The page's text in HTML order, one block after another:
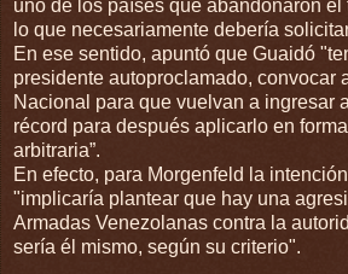
uno de los países que abandonaron el
lo que necesariamente debería
En ese sentido, apuntó que Guaidó
presidente autoproclamado, convocar
Nacional para que vuelvan a ingresar
récord para después aplicarlo en
arbitraria”.
En efecto, para Morgenfeld la
"implicaría plantear que hay una
Armadas Venezolanas contra la
sería él mismo, según su criterio".